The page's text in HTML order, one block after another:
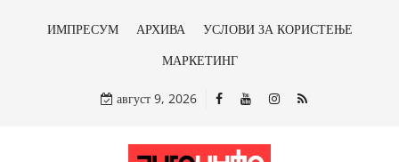
ИМПРЕСУМ АРХИВА
УСЛОВИ ЗА КОРИСТЕЊЕ
МАРКЕТИНГ
август 9, 2026